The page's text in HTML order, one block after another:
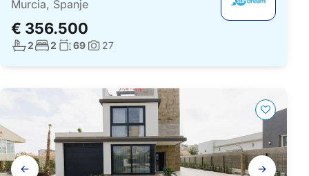
Murcia, Spanje
€ 356.500
Aantal badkamers:
2Aantal slaapkamers:
2 Woonoppervlakte:
69 Foto's:
27
Galerij